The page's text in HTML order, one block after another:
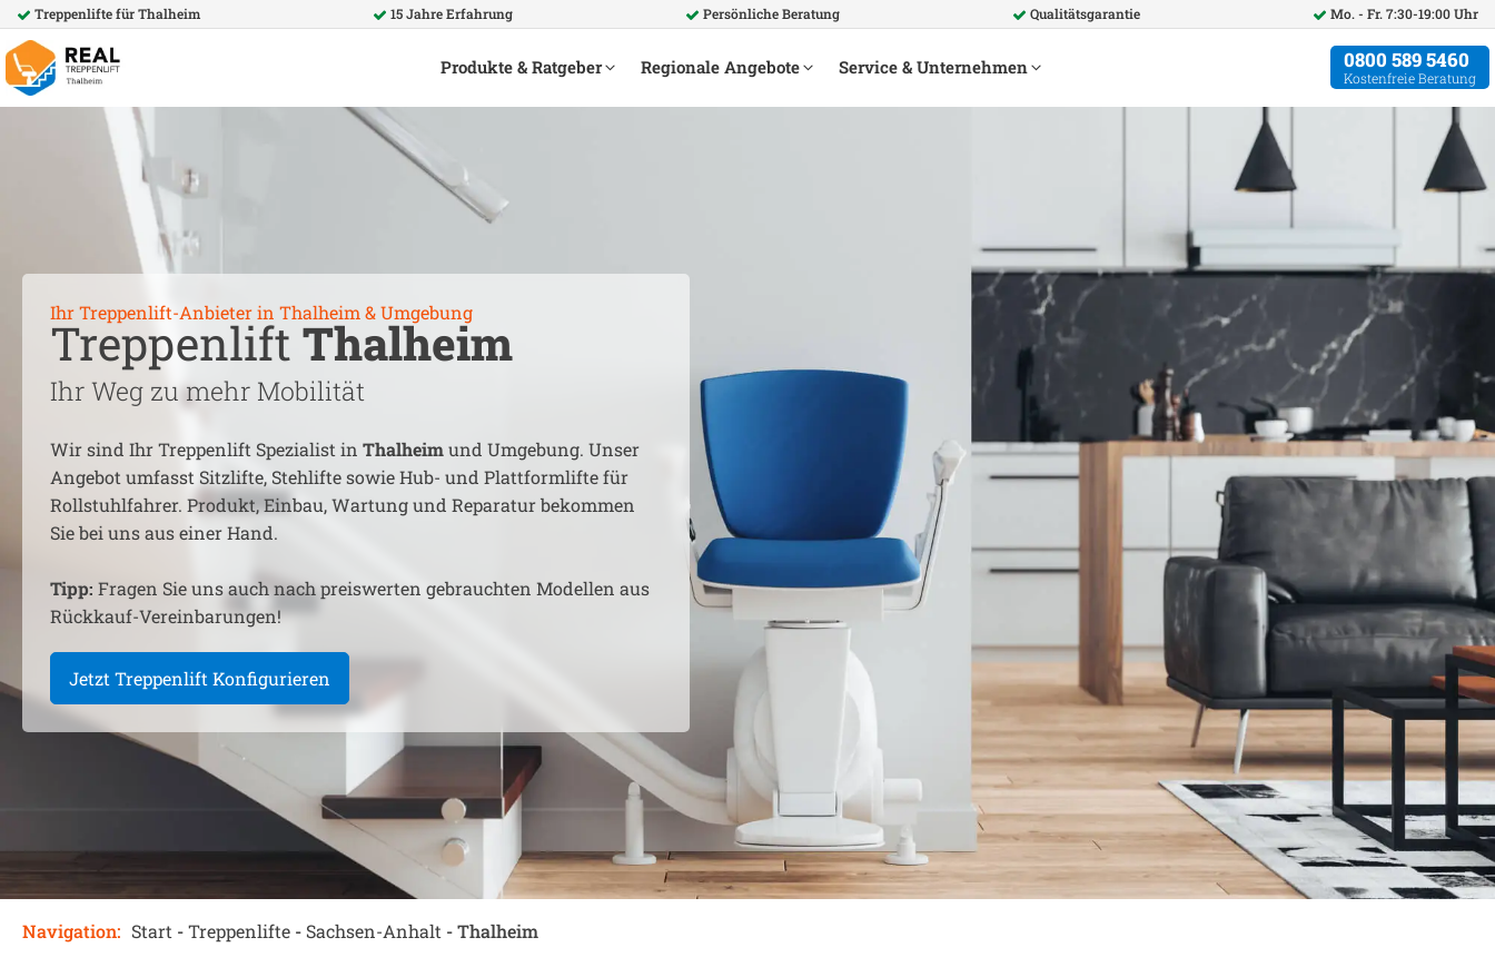
Treppenlifte fürThalheim 15 Jahre Erfahrung Persönliche Beratung Qualitätsgarantie Mo. - Fr. 7:30-19:00 Uhr
Produkte & Ratgeber Regionale Angebote Service & Unternehmen 0800 589 5460
Kostenfreie Beratung
Ihr Treppenlift-Anbieter in Thalheim & Umgebung
Treppenlift Thalheim
Ihr Weg zu mehr Mobilität
Wir sind Ihr Treppenlift Spezialist in Thalheimund Umgebung. Unser
Angebot umfasst Sitzlifte, Stehlifte sowie Hub- und Plattformlifte für
Rollstuhlfahrer. Produkt, Einbau, Wartung und Reparatur bekommen
Sie bei uns aus einer Hand.
Tipp: Fragen Sie uns auch nach preiswerten gebrauchten Modellen aus
Rückkauf-Vereinbarungen!
Jetzt Treppenlift Konfigurieren
Navigation: Start -Treppenlifte - Sachsen-Anhalt -Thalheim